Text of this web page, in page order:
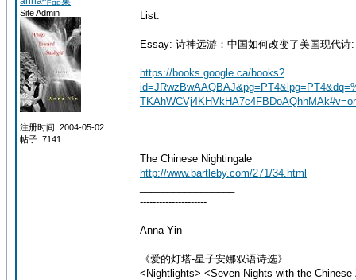
Site Admin
注册时间: 2004-05-02
帖子: 7141
List:
Essay: 诗神远游：中国如何改变了美国现代诗:
https://books.google.ca/books?
The Chinese Nightingale
http://www.bartleby.com/271/34.html
---------------------
Anna Yin
《爱的灯塔-星子安娜双语诗选》
<Nightlights> <Seven Nights with the Chinese